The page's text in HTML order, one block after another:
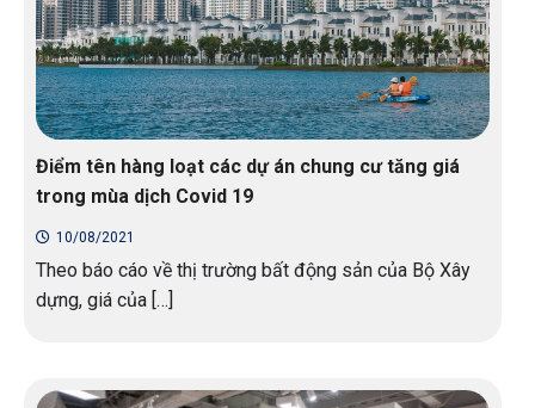
Điểm tên hàng loạt các dự án chung cư tăng giá
trong mùa dịch Covid 19
10/08/2021
Theo báo cáo về thị trường bất động sản của Bộ Xây
dựng, giá của […]